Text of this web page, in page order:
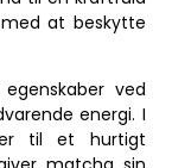
at beskytte
ved
energi. I
til et hurtigt